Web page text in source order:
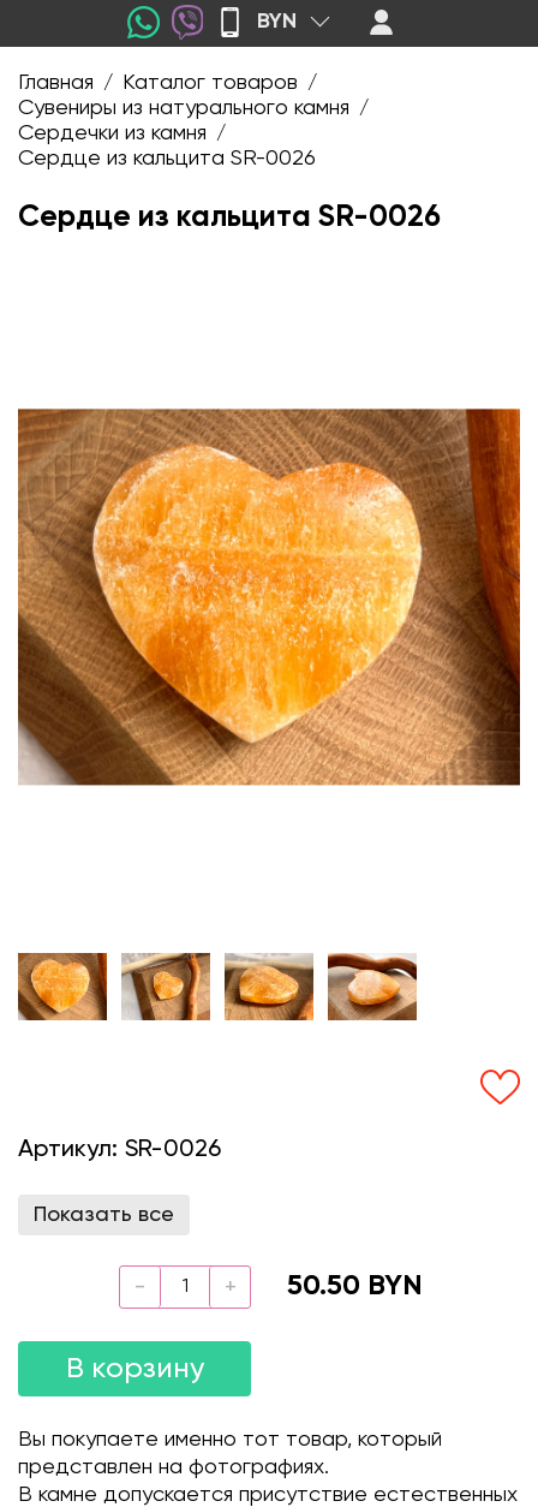
BYN
Главная / Каталог товаров /
Сувениры из натурального камня /
Сердечки из камня /
Сердце из кальцита SR-0026
Сердце из кальцита SR-0026
Артикул: SR-0026
Показать все
50.50 BYN
В корзину
Вы покупаете именно тот товар, который
представлен на фотографиях.
В камне допускается присутствие естественных